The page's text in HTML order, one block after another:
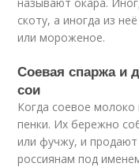
скоту, а иногда из
или мороженое.
Соевая спаржа и
сои
Когда соевое
пенки. Их бережно
или фучжу, и
россиянам под